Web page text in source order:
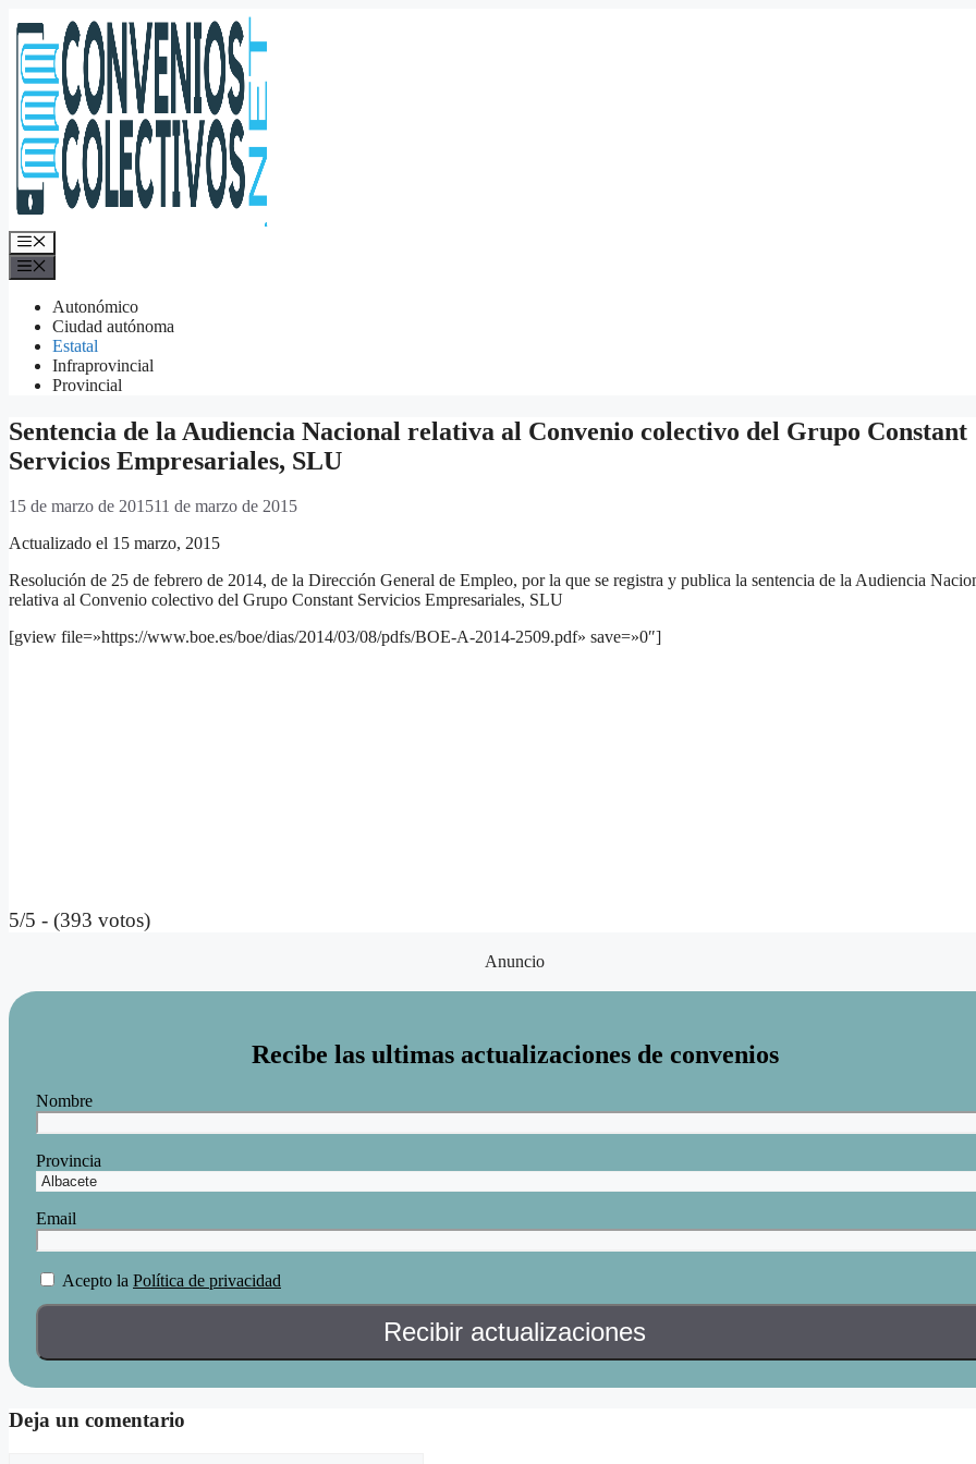
al
contenido
Menú
Autonómico
Ciudad autónoma
Estatal
Infraprovincial
Provincial
Sentencia de la Audiencia Nacional relativa al Convenio colectivo del Grupo Constant
Servicios Empresariales, SLU
15 de marzo de 201511 de marzo de 2015
Actualizado el 15 marzo, 2015
Resolución de 25 de febrero de 2014, de la Dirección General de Empleo, por la que se registra y publica la sentencia de la Audiencia
relativa al Convenio colectivo del Grupo Constant Servicios Empresariales, SLU
[gview file=»https://www.boe.es/boe/dias/2014/03/08/pdfs/BOE-A-2014-2509.pdf» save=»0″]
5/5 - (393 votos)
Anuncio
Recibe las ultimas actualizaciones de convenios
Nombre
Provincia
Email
Acepto la Política de privacidad
Deja un comentario